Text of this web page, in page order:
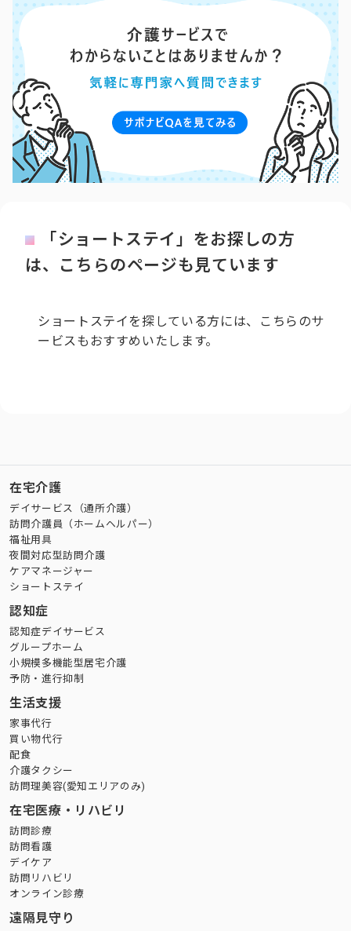
「ショートステイ」をお探しの方
は、こちらのページも見ています
ショートステイを探している方には、こちらのサ
ービスもおすすめいたします。
在宅介護
デイサービス（通所介護）
訪問介護員（ホームヘルパー）
福祉用具
夜間対応型訪問介護
ケアマネージャー
ショートステイ
認知症
認知症デイサービス
グループホーム
小規模多機能型居宅介護
予防・進行抑制
生活支援
家事代行
買い物代行
配食
介護タクシー
訪問理美容(愛知エリアのみ)
在宅医療・リハビリ
訪問診療
訪問看護
デイケア
訪問リハビリ
オンライン診療
遠隔見守り